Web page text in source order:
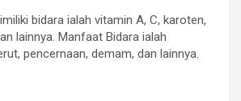
bidara ialah vitamin A, C, karoten,
lainnya. Manfaat Bidara ialah
pencernaan, demam, dan lainnya.